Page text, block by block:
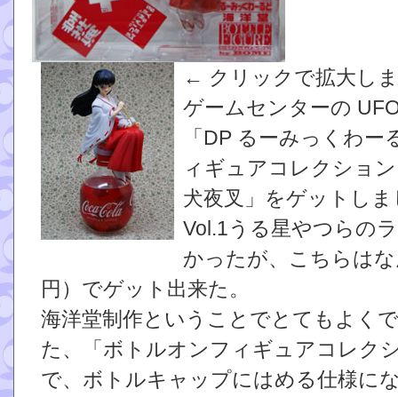
← クリックで拡大し
ゲームセンターの
「DP るーみっくわー
ィギュアコレクショ
犬夜叉」をゲットし
Vol.1うる星やつらの
かったが、こちらは
円）でゲット出来た。
海洋堂制作ということでとてもよく
た、「ボトルオンフィギュアコレク
で、ボトルキャップにはめる仕様に